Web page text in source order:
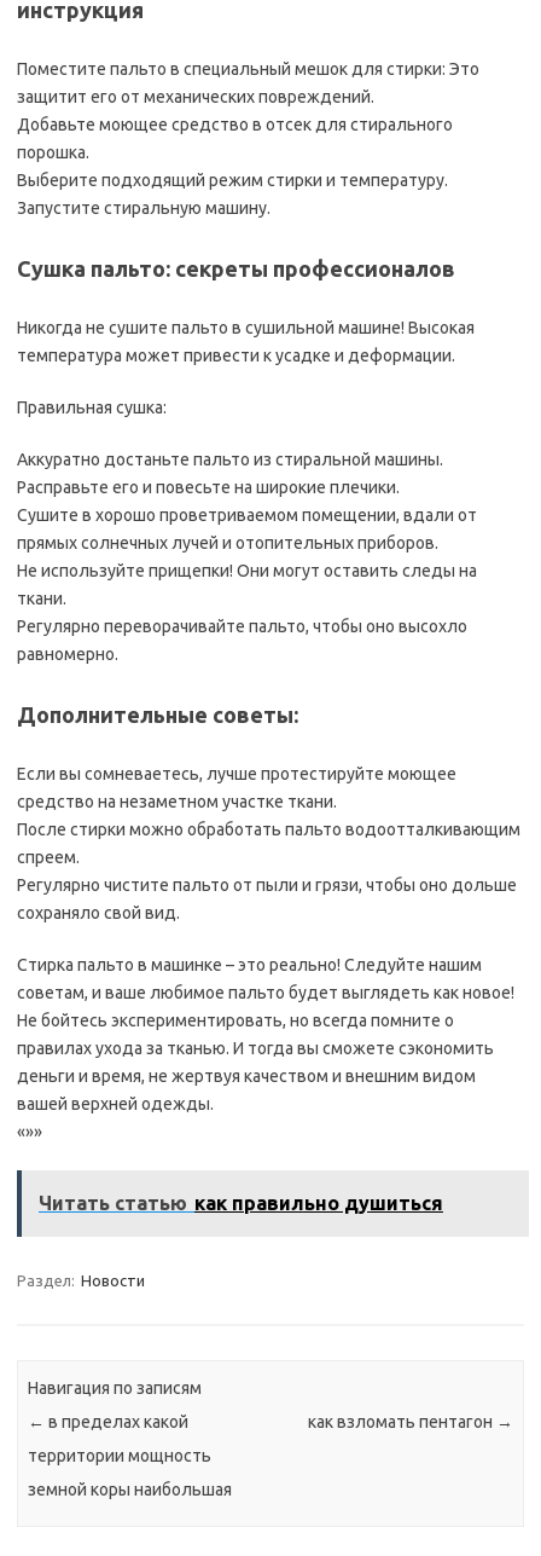
инструкция
Поместите пальто в специальный мешок для стирки: Это
защитит его от механических повреждений.
Добавьте моющее средство в отсек для стирального
порошка.
Выберите подходящий режим стирки и температуру.
Запустите стиральную машину.
Сушка пальто: секреты профессионалов
Никогда не сушите пальто в сушильной машине! Высокая
температура может привести к усадке и деформации.
Правильная сушка:
Аккуратно достаньте пальто из стиральной машины.
Расправьте его и повесьте на широкие плечики.
Сушите в хорошо проветриваемом помещении, вдали от
прямых солнечных лучей и отопительных приборов.
Не используйте прищепки! Они могут оставить следы на
ткани.
Регулярно переворачивайте пальто, чтобы оно высохло
равномерно.
Дополнительные советы:
Если вы сомневаетесь, лучше протестируйте моющее
средство на незаметном участке ткани.
После стирки можно обработать пальто водоотталкивающим
спреем.
Регулярно чистите пальто от пыли и грязи, чтобы оно дольше
сохраняло свой вид.
Стирка пальто в машинке – это реально! Следуйте нашим
советам, и ваше любимое пальто будет выглядеть как новое!
Не бойтесь экспериментировать, но всегда помните о
правилах ухода за тканью. И тогда вы сможете сэкономить
деньги и время, не жертвуя качеством и внешним видом
вашей верхней одежды.
«»»
Читать статью как правильно душиться
Раздел: Новости
Навигация по записям
← в пределах какой
территории мощность
земной коры наибольшая
как взломать пентагон →